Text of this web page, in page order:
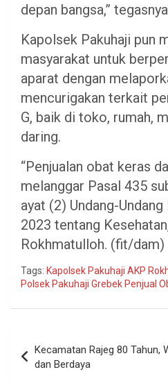
depan bangsa,”
Kapolsek Pakuhaji pun
masyarakat untuk
aparat dengan
mencurigakan terkait
G, baik di toko, rumah,
daring.
“Penjualan obat keras
melanggar Pasal 435
ayat (2) Undang-
2023 tentang
Rokhmatulloh. (fit/dam)
Tags: Kapolsek Pakuhaji AKP
Polsek Pakuhaji Grebek Penjual
pos
Kecamatan Rajeg 80 Tahun,
dan Berdaya